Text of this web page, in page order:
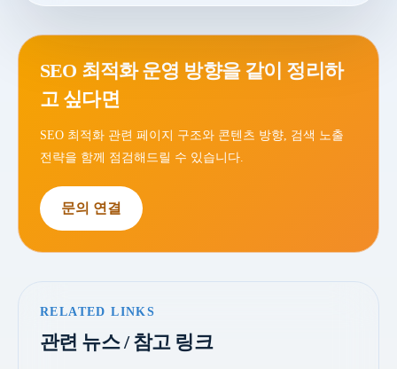
SEO 최적화 운영 방향을 같이 정리하
고 싶다면
SEO 최적화 관련 페이지 구조와 콘텐츠 방향, 검색 노출
전략을 함께 점검해드릴 수 있습니다.
문의 연결
RELATED LINKS
관련 뉴스 / 참고 링크